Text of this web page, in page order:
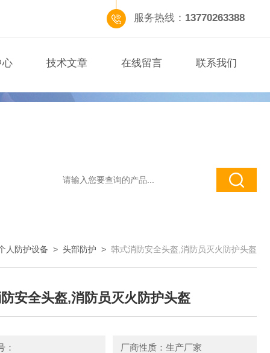
服务热线： 13770263388
心 技术文章 在线留言 联系我们
人防护设备 > 头部防护 > 韩式消防安全头盔,消防员灭火防护头盔
安全头盔,消防员灭火防护头盔
： 厂商性质：生产厂家